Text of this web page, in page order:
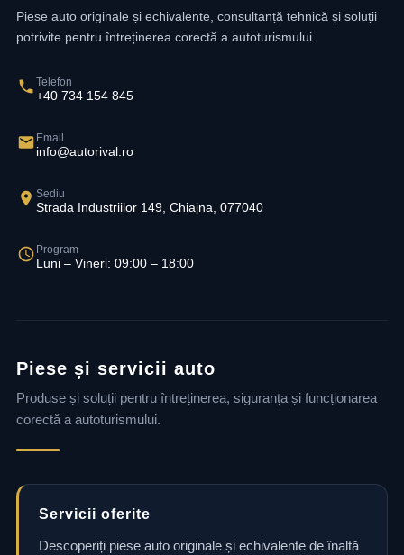
Piese auto originale și echivalente, consultanță tehnică și soluții
potrivite pentru întreținerea corectă a autoturismului.
Telefon
+40 734 154 845
Email
info@autorival.ro
Sediu
Strada Industriilor 149, Chiajna, 077040
Program
Luni – Vineri: 09:00 – 18:00
Piese și servicii auto
Produse și soluții pentru întreținerea, siguranța și funcționarea
corectă a autoturismului.
Servicii oferite
Descoperiți piese auto originale și echivalente de înaltă